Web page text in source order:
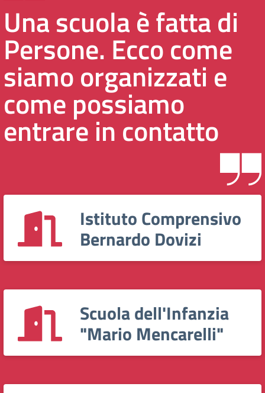
Una scuola è fatta di
Persone. Ecco come
siamo organizzati e
come possiamo
entrare in contatto
Istituto Comprensivo
Bernardo Dovizi
Scuola dell'Infanzia
"Mario Mencarelli"